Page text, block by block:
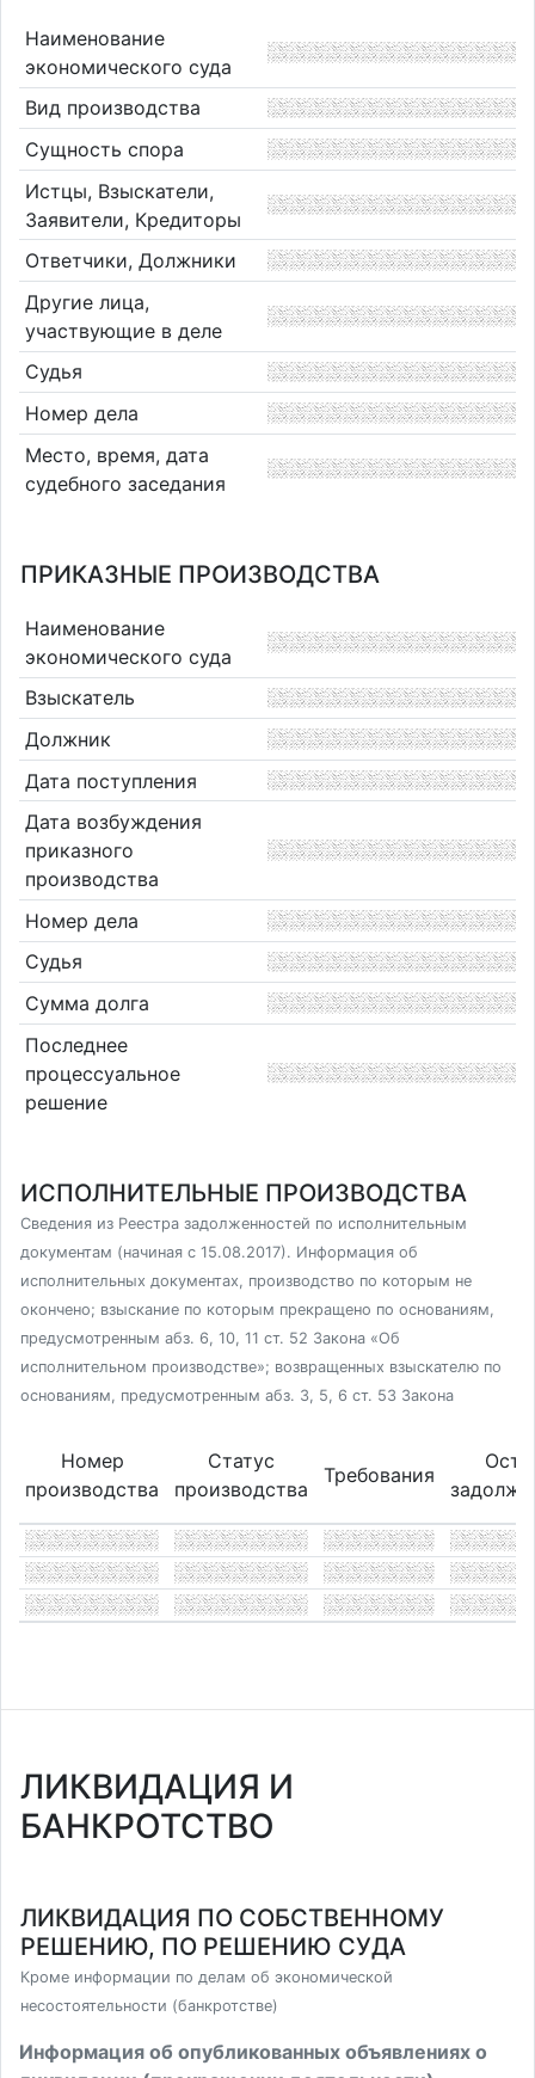
Наименование
экономического суда
Вид производства
Сущность спора
Истцы, Взыскатели,
Заявители, Кредиторы
Ответчики, Должники
Другие лица,
участвующие в деле
Судья
Номер дела
Место, время, дата
судебного заседания
ПРИКАЗНЫЕ ПРОИЗВОДСТВА
Наименование
экономического суда
Взыскатель
Должник
Дата поступления
Дата возбуждения
приказного
производства
Номер дела
Судья
Сумма долга
Последнее
процессуальное
решение
ИСПОЛНИТЕЛЬНЫЕ ПРОИЗВОДСТВА
Сведения из Реестра задолженностей по исполнительным
документам (начиная с 15.08.2017). Информация об
исполнительных документах, производство по которым не
окончено; взыскание по которым прекращено по основаниям,
предусмотренным абз. 6, 10, 11 ст. 52 Закона «Об
исполнительном производстве»; возвращенных взыскателю по
основаниям, предусмотренным абз. 3, 5, 6 ст. 53 Закона
Номер
производства
Статус
производства
Требования
ЛИКВИДАЦИЯ И
БАНКРОТСТВО
ЛИКВИДАЦИЯ ПО СОБСТВЕННОМУ
РЕШЕНИЮ, ПО РЕШЕНИЮ СУДА
Кроме информации по делам об экономической
несостоятельности (банкротстве)
Информация об опубликованных объявлениях о